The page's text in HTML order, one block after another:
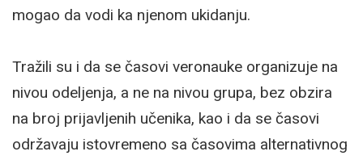
mogao da vodi ka njenom ukidanju.
Tražili su i da se časovi veronauke organizuje na
nivou odeljenja, a ne na nivou grupa, bez obzira
na broj prijavljenih učenika, kao i da se časovi
održavaju istovremeno sa časovima alternativnog